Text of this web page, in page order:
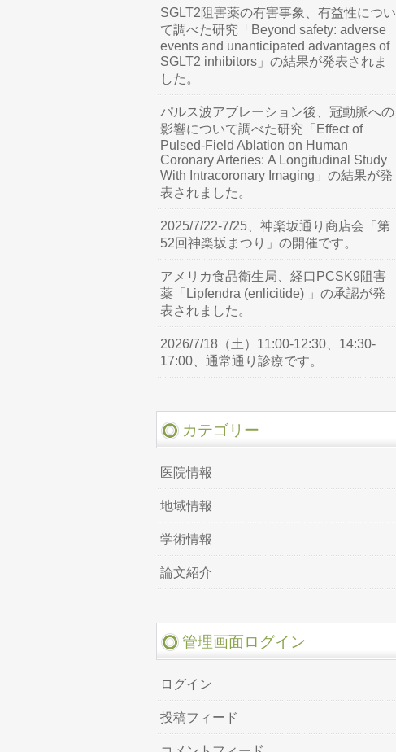
SGLT2阻害薬の有害事象、有益性につい
て調べた研究「Beyond safety: adverse
events and unanticipated advantages of
SGLT2 inhibitors」の結果が発表されま
した。
パルス波アブレーション後、冠動脈への
影響について調べた研究「Effect of
Pulsed-Field Ablation on Human
Coronary Arteries: A Longitudinal Study
With Intracoronary Imaging」の結果が発
表されました。
2025/7/22-7/25、神楽坂通り商店会「第
52回神楽坂まつり」の開催です。
アメリカ食品衛生局、経口PCSK9阻害
薬「Lipfendra (enlicitide) 」の承認が発
表されました。
2026/7/18（土）11:00-12:30、14:30-
17:00、通常通り診療です。
カテゴリー
医院情報
地域情報
学術情報
論文紹介
管理画面ログイン
ログイン
投稿フィード